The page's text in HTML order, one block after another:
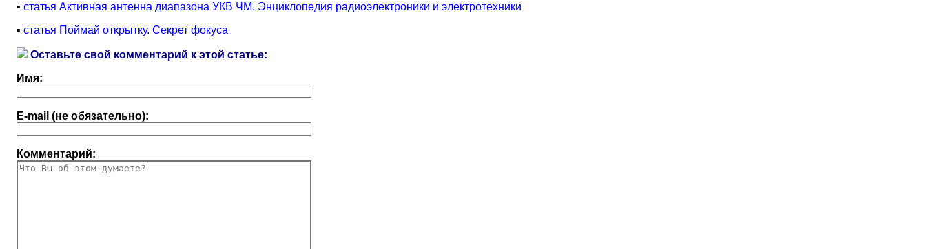
▪ статья Активная антенна диапазона УКВ ЧМ. Энциклопедия радиоэлектроники и электротехники
▪ статья Поймай открытку. Секрет фокуса
Оставьте свой комментарий к этой статье:
Имя:
E-mail (не обязательно):
Комментарий: